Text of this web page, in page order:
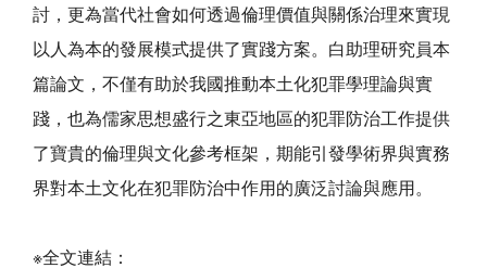
討，更為當代社會如何透過倫理價值與關係治理來實現
以人為本的發展模式提供了實踐方案。白助理研究員本
篇論文，不僅有助於我國推動本土化犯罪學理論與實
踐，也為儒家思想盛行之東亞地區的犯罪防治工作提供
了寶貴的倫理與文化參考框架，期能引發學術界與實務
界對本土文化在犯罪防治中作用的廣泛討論與應用。
※全文連結：